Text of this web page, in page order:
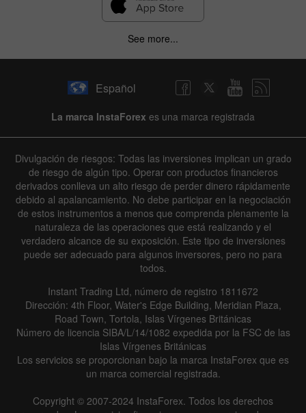
See more...
Español
La marca InstaForex es una marca registrada
Divulgación de riesgos: Todas las inversiones implican un grado
de riesgo de algún tipo. Operar con productos financieros
derivados conlleva un alto riesgo de perder dinero rápidamente
debido al apalancamiento. No debe participar en la negociación
de estos instrumentos a menos que comprenda plenamente la
naturaleza de las operaciones que está realizando y el
verdadero alcance de su exposición. Este tipo de inversiones
puede ser adecuado para algunos inversores, pero no para
todos.
Instant Trading Ltd, número de registro 1811672
Dirección: 4th Floor, Water's Edge Building, Meridian Plaza,
Road Town, Tortola, Islas Vírgenes Británicas
Número de licencia SIBA/L/14/1082 expedida por la FSC de las
Islas Vírgenes Británicas
Los servicios se proporcionan bajo la marca InstaForex que es
un marca comercial registrada.
Copyright © 2007-2024 InstaForex. Todos los derechos